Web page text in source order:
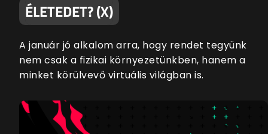
ÉLETEDET? (X)
A január jó alkalom arra, hogy rendet tegyünk
nem csak a fizikai környezetünkben, hanem a
minket körülvevő virtuális világban is.